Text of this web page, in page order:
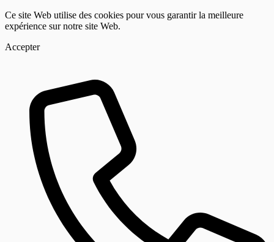
Ce site Web utilise des cookies pour vous garantir la meilleure
expérience sur notre site Web.
Accepter